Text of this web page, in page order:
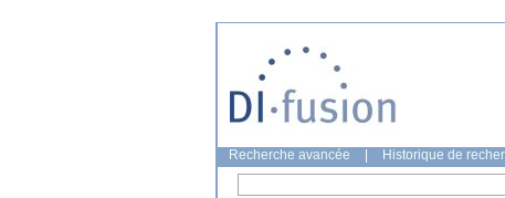
Recherche avancée Historique de